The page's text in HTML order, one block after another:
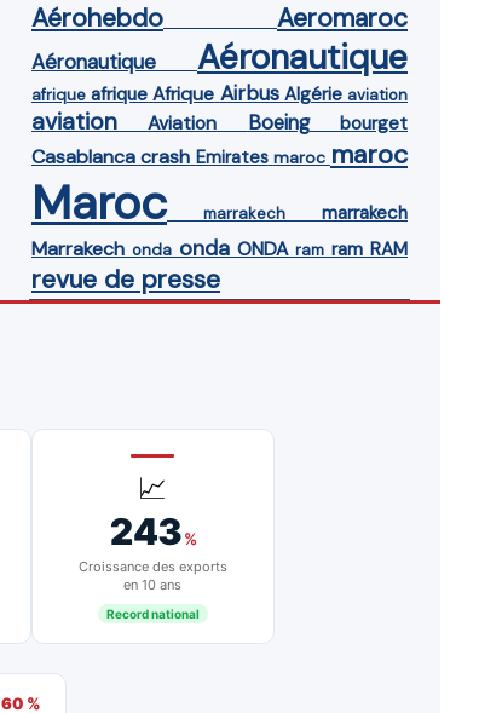
Aérohebdo Aeromaroc
Aéronautique Aéronautique
afrique afrique Afrique Airbus Algérie aviation
aviation Aviation Boeing bourget
Casablanca crash Emirates maroc maroc
Maroc marrakech marrakech
Marrakech onda onda ONDA ram ram RAM
revue de presse
📈
243%
Croissance des exports
en 10 ans
Record national
60 %